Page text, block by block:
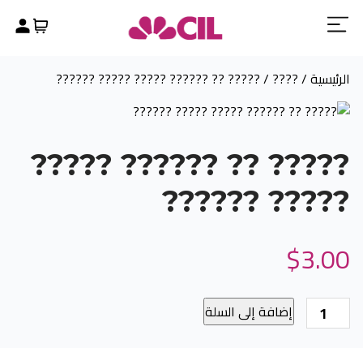
الرئيسية/
????
/ ????? ?? ?????? ????? ????? ??????
????? ?? ?????? ?????
????? ??????
$3.00
كمية
?????
إضافة إلى السلة